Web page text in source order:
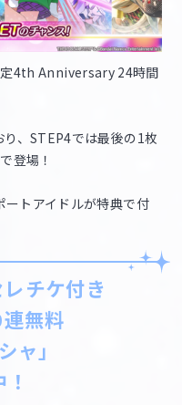
4th Anniversary 24時間
、STEP4では最後の1枚
登場！
ートアイドルが特典で付
レチケ付き
無料
ャ」